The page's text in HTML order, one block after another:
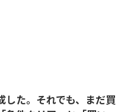
した。それでも、まだ買